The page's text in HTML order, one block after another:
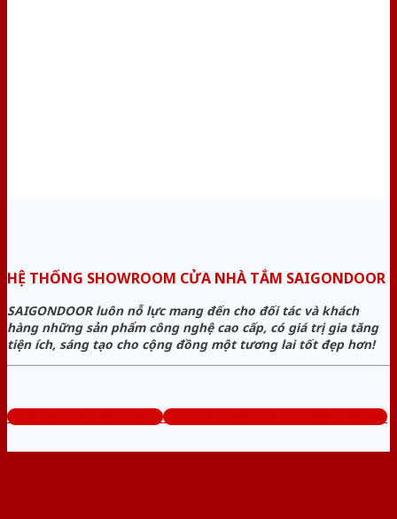
HỆ THỐNG SHOWROOM CỬA NHÀ TẮM SAIGONDOOR
SAIGONDOOR luôn nỗ lực mang đến cho đối tác và khách
hàng những sản phẩm công nghệ cao cấp, có giá trị gia tăng
tiện ích, sáng tạo cho cộng đồng một tương lai tốt đẹp hơn!
www.cuanhuanhatam.com Tổng đài tư vấn miễn phí: 0824.400.400